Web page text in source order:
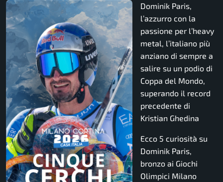
Dominik Paris,
l’azzurro con la
passione per l’heavy
metal, l’italiano più
anziano di sempre a
salire su un podio di
Coppa del Mondo,
superando il record
precedente di
Kristian Ghedina
Ecco 5 curiosità su
Dominik Paris,
bronzo ai Giochi
Olimpici Milano